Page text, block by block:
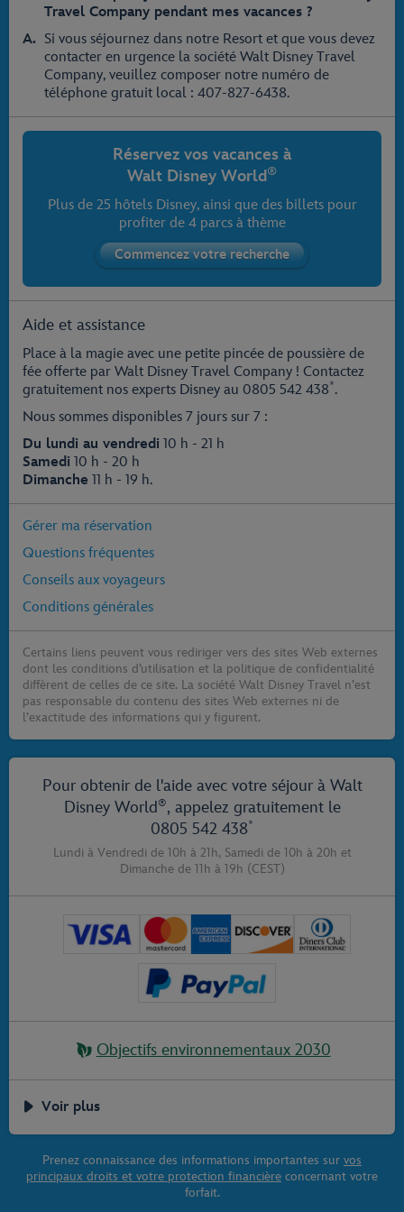
Travel Company pendant mes vacances ?
Si vous séjournez dans notre Resort et que vous devez
contacter en urgence la société Walt Disney Travel
Company, veuillez composer notre numéro de
téléphone gratuit local : 407-827-6438.
Réservez vos vacances à
Walt Disney World ®
Plus de 25 hôtels Disney, ainsi que des billets pour
profiter de 4 parcs à thème
Aide et assistance
Place à la magie avec une petite pincée de poussière de
fée offerte par Walt Disney Travel Company ! Contactez
gratuitement nos experts Disney au 0805 542 438*.
Nous sommes disponibles 7 jours sur 7 :
Du lundi au vendredi 10 h - 21 h
Samedi 10 h - 20 h
Dimanche 11 h - 19 h.
Gérer ma réservation
Questions fréquentes
Conseils aux voyageurs
Conditions générales
Certains liens peuvent vous rediriger vers des sites Web externes
dont les conditions d’utilisation et la politique de confidentialité
diffèrent de celles de ce site. La société Walt Disney Travel n’est
pas responsable du contenu des sites Web externes ni de
l’exactitude des informations qui y figurent.
Pour obtenir de l'aide avec votre séjour à Walt
Disney World ®, appelez gratuitement le
0805 542 438*
Lundi à Vendredi de 10h à 21h, Samedi de 10h à 20h et
Dimanche de 11h à 19h (CEST)
Objectifs environnementaux 2030
Voir plus
Prenez connaissance des informations importantes sur vos
principaux droits et votre protection financière concernant votre
forfait.